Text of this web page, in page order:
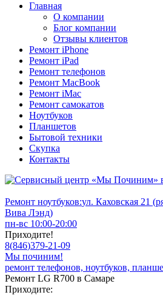
Главная
О компании
Блог компании
Отзывы клиентов
Ремонт iPhone
Ремонт iPad
Ремонт телефонов
Ремонт MacBook
Ремонт iMac
Ремонт самокатов
Ноутбуков
Планшетов
Бытовой техники
Скупка
Контакты
Ремонт ноутбуков:ул. Каховская 21
Вива Лэнд)
пн-вс 10:00-20:00
Приходите!
8(846)379-21-09
Мы починим!
ремонт телефонов, ноутбуков,
Ремонт LG R700 в Самаре
Приходите: